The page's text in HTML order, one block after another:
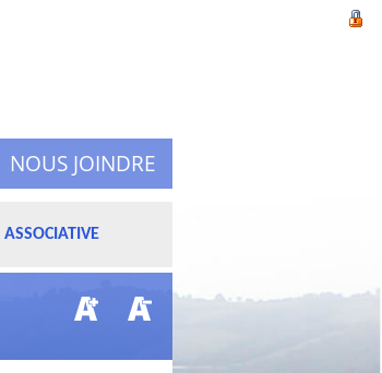
NOUS JOINDRE
ASSOCIATIVE